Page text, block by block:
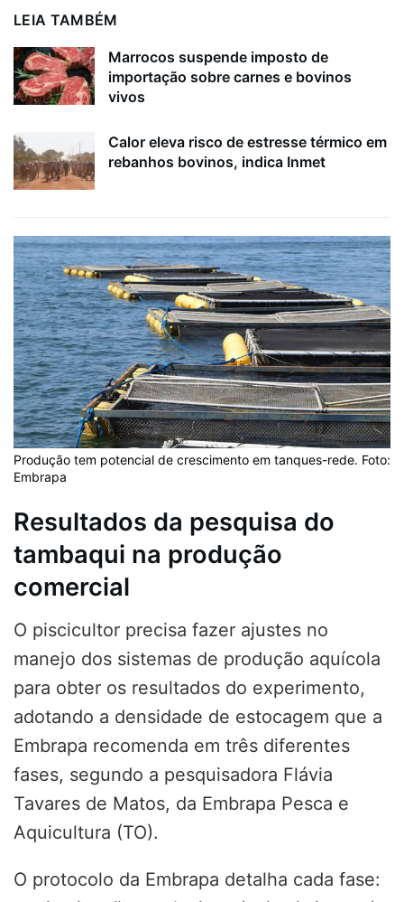
LEIA TAMBÉM
Marrocos suspende imposto de
importação sobre carnes e bovinos
vivos
Calor eleva risco de estresse térmico em
rebanhos bovinos, indica Inmet
Produção tem potencial de crescimento em tanques-rede. Foto:
Embrapa
Resultados da pesquisa do
tambaqui na produção
comercial
O piscicultor precisa fazer ajustes no
manejo dos sistemas de produção aquícola
para obter os resultados do experimento,
adotando a densidade de estocagem que a
Embrapa recomenda em três diferentes
fases, segundo a pesquisadora Flávia
Tavares de Matos, da Embrapa Pesca e
Aquicultura (TO).
O protocolo da Embrapa detalha cada fase: